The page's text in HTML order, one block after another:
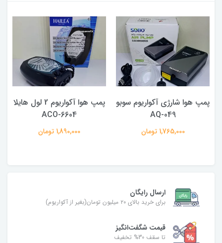
پمپ هوا شارژی آکواریوم سوبو
AQ-049
1,765,000 تومان
پمپ هوا آکواریوم 2 لول هایلا
ACO-6604
1,890,000 تومان
ارسال رایگان
برای خرید بالای ۲۰ میلیون تومان(بغیر از آکواریوم)
قیمت شگفت‌انگیز
تا سقف 30% تخفیف